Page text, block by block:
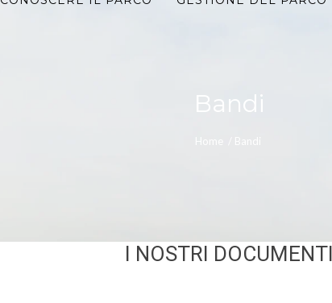
Bandi
Home
I NOSTRI DOCUMENTI